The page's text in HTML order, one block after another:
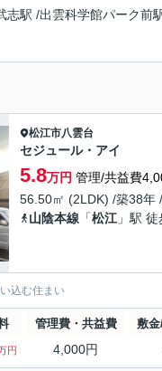
志駅 /出雲科学館パーク前
松江市八雲台
セジュール・アイ
5.8万円 管理/共益費
56.50㎡ (2LDK) /築38年
山陰本線 「松江 」駅
込む住まい
管理費・共益費 敷
円 4,000円